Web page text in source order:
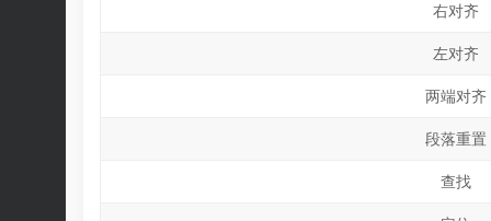
右对齐
左对齐
两端对齐
段落重置
查找